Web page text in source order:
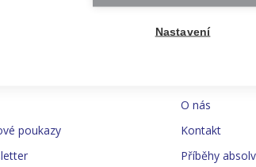
poukazy
O nás
Kontakt
Příběhy
Nastavení